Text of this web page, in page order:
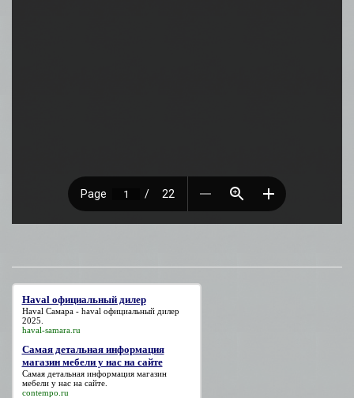
Haval официальный дилер
Haval Самара - haval официальный дилер
2025.
haval-samara.ru
Самая детальная информация
магазин мебели у нас на сайте
Самая детальная информация магазин
мебели у нас на сайте.
contempo.ru